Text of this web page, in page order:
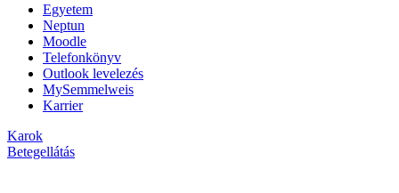
Egyetem
Neptun
Moodle
Telefonkönyv
Outlook levelezés
MySemmelweis
Karrier
Karok
Betegellátás